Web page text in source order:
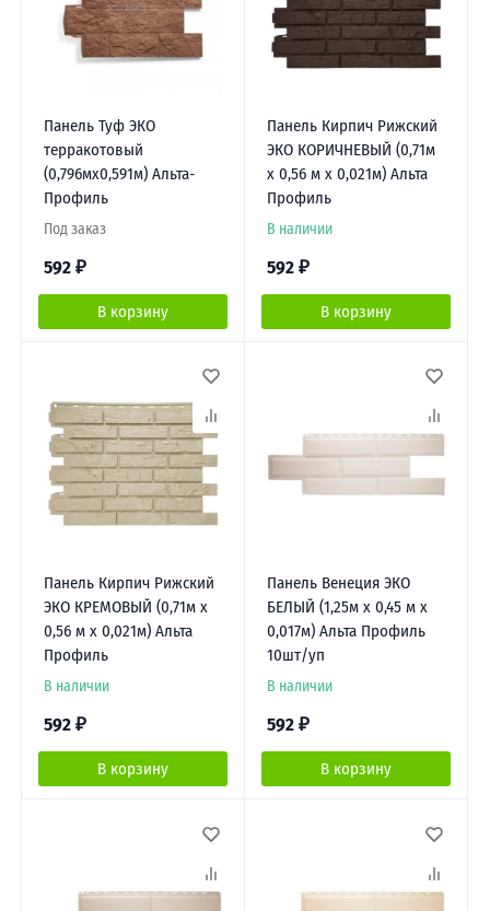
Панель Туф ЭКО
терракотовый
(0,796мх0,591м) Альта-
Профиль
Под заказ
592 ₽
В корзину
Панель Кирпич Рижский
ЭКО КОРИЧНЕВЫЙ (0,71м
х 0,56 м х 0,021м) Альта
Профиль
В наличии
592 ₽
В корзину
Панель Кирпич Рижский
ЭКО КРЕМОВЫЙ (0,71м х
0,56 м х 0,021м) Альта
Профиль
В наличии
592 ₽
В корзину
Панель Венеция ЭКО
БЕЛЫЙ (1,25м х 0,45 м х
0,017м) Альта Профиль
10шт/уп
В наличии
592 ₽
В корзину